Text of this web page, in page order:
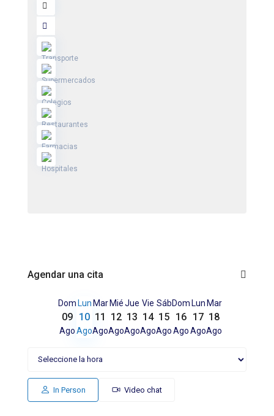
Agendar una cita
Dom
09
Ago
Lun
10
Ago
Mar
11
Ago
Mié
12
Ago
Jue
13
Ago
Vie
14
Ago
Sáb
15
Ago
Dom
16
Ago
Lun
17
Ago
Mar
18
Ago
In Person Video chat